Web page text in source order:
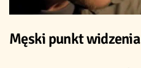
Męski punkt widzenia